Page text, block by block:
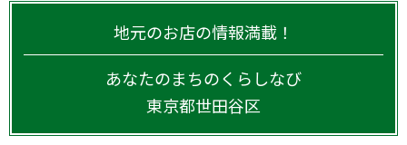
地元のお店の情報満載！
あなたのまちのくらしなび
東京都世田谷区